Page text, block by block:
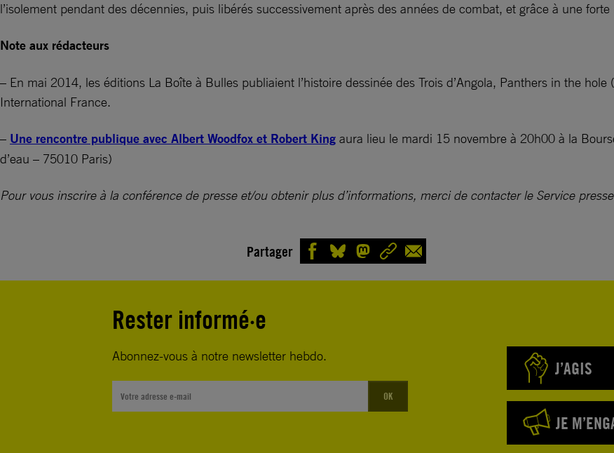
l’isolement pendant des décennies, puis libérés successivement après des années de combat, et grâce à une
Note aux rédacteurs
– En mai 2014, les éditions La Boîte à Bulles publiaient l’histoire dessinée des Trois d’Angola, Panthers in the
International France.
– Une rencontre publique avec Albert Woodfox et Robert King aura lieu le mardi 15 novembre à 20h00 à la
d’eau – 75010 Paris)
Pour vous inscrire à la conférence de presse et/ou obtenir plus d’informations, merci de contacter le Service
Partager
Rester informé·e
Abonnez-vous à notre newsletter hebdo.
OK
J’AGIS
JE